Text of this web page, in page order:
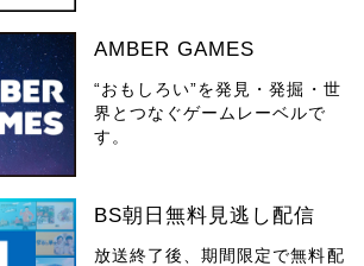
AMBER GAMES
“おもしろい”を発見・発掘・世
界とつなぐゲームレーベルで
す。
BS朝日無料見逃し配信
放送終了後、期間限定で無料配